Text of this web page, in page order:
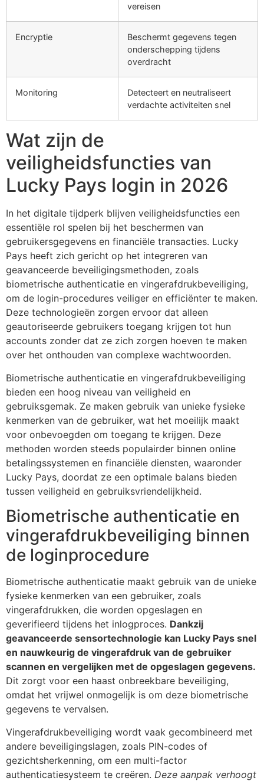
vereisen
Encryptie
Beschermt gegevens tegen
onderschepping tijdens
overdracht
Monitoring
Detecteert en neutraliseert
verdachte activiteiten snel
Wat zijn de
veiligheidsfuncties van
Lucky Pays login in 2026
In het digitale tijdperk blijven veiligheidsfuncties een
essentiële rol spelen bij het beschermen van
gebruikersgegevens en financiële transacties. Lucky
Pays heeft zich gericht op het integreren van
geavanceerde beveiligingsmethoden, zoals
biometrische authenticatie en vingerafdrukbeveiliging,
om de login-procedures veiliger en efficiënter te maken.
Deze technologieën zorgen ervoor dat alleen
geautoriseerde gebruikers toegang krijgen tot hun
accounts zonder dat ze zich zorgen hoeven te maken
over het onthouden van complexe wachtwoorden.
Biometrische authenticatie en vingerafdrukbeveiliging
bieden een hoog niveau van veiligheid en
gebruiksgemak. Ze maken gebruik van unieke fysieke
kenmerken van de gebruiker, wat het moeilijk maakt
voor onbevoegden om toegang te krijgen. Deze
methoden worden steeds populairder binnen online
betalingssystemen en financiële diensten, waaronder
Lucky Pays, doordat ze een optimale balans bieden
tussen veiligheid en gebruiksvriendelijkheid.
Biometrische authenticatie en
vingerafdrukbeveiliging binnen
de loginprocedure
Biometrische authenticatie maakt gebruik van de unieke
fysieke kenmerken van een gebruiker, zoals
vingerafdrukken, die worden opgeslagen en
geverifieerd tijdens het inlogproces. Dankzij
geavanceerde sensortechnologie kan Lucky Pays snel
en nauwkeurig de vingerafdruk van de gebruiker
scannen en vergelijken met de opgeslagen gegevens.
Dit zorgt voor een haast onbreekbare beveiliging,
omdat het vrijwel onmogelijk is om deze biometrische
gegevens te vervalsen.
Vingerafdrukbeveiliging wordt vaak gecombineerd met
andere beveiligingslagen, zoals PIN-codes of
gezichtsherkenning, om een multi-factor
authenticatiesysteem te creëren. Deze aanpak verhoogt